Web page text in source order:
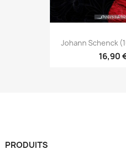
Johann Schenck
16,90
PRODUITS